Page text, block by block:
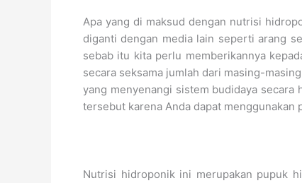
Apa yang di maksud dengan nutrisi
diganti dengan media lain seperti arang
sebab itu kita perlu memberikannya
secara seksama jumlah dari masing-
yang menyenangi sistem budidaya
tersebut karena Anda dapat menggunakan
Nutrisi hidroponik ini merupakan pupuk